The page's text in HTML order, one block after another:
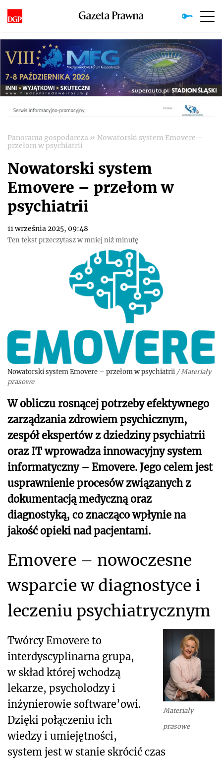
Panorama gospodarcza » Nowatorski system Emovere –
przełom w psychiatrii
Nowatorski system
Emovere – przełom w
psychiatrii
11 września 2025, 09:48
Ten tekst przeczytasz w mniej niż minutę
Nowatorski system Emovere – przełom w psychiatrii /Materiały
prasowe
W obliczu rosnącej potrzeby efektywnego
zarządzania zdrowiem psychicznym,
zespół ekspertów z dziedziny psychiatrii
oraz IT wprowadza innowacyjny system
informatyczny – Emovere. Jego celem jest
usprawnienie procesów związanych z
dokumentacją medyczną oraz
diagnostyką, co znacząco wpłynie na
jakość opieki nad pacjentami.
Emovere – nowoczesne
wsparcie w diagnostyce i
leczeniu psychiatrycznym
Materiały
prasowe
Twórcy Emovere to
interdyscyplinarna grupa,
w skład której wchodzą
lekarze, psycholodzy i
inżynierowie software’owi.
Dzięki połączeniu ich
wiedzy i umiejętności,
system jest w stanie skrócić czas